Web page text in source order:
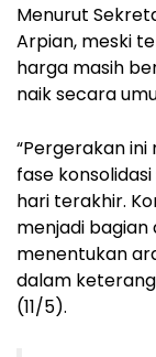
Menurut
Arpian, meski
harga masih
naik secara
“Pergerakan
fase
hari terakhir.
menjadi
menentukan
dalam
(11/5).